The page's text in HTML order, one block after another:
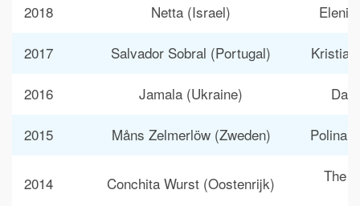
2018 Netta (Israel) Eleni
2017 Salvador Sobral (Portugal)
2016 Jamala (Ukraine)
2015 Måns Zelmerlöw (Zweden) Polina
2014 Conchita Wurst (Oostenrijk)
The